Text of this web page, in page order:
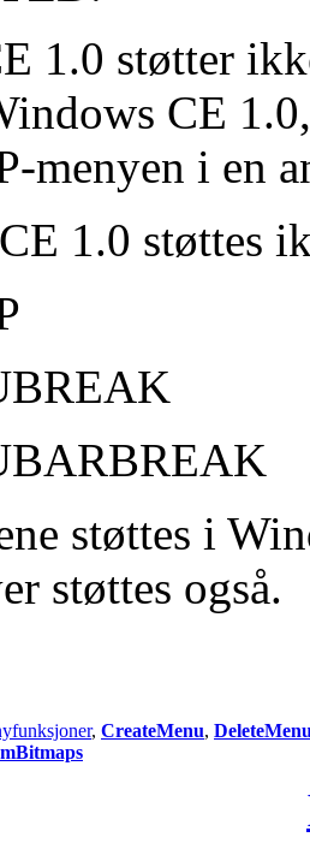
1.0 støtter
CE
menyen i en
1.0 støttes
støttes i
støttes også.
, CreateMenu,